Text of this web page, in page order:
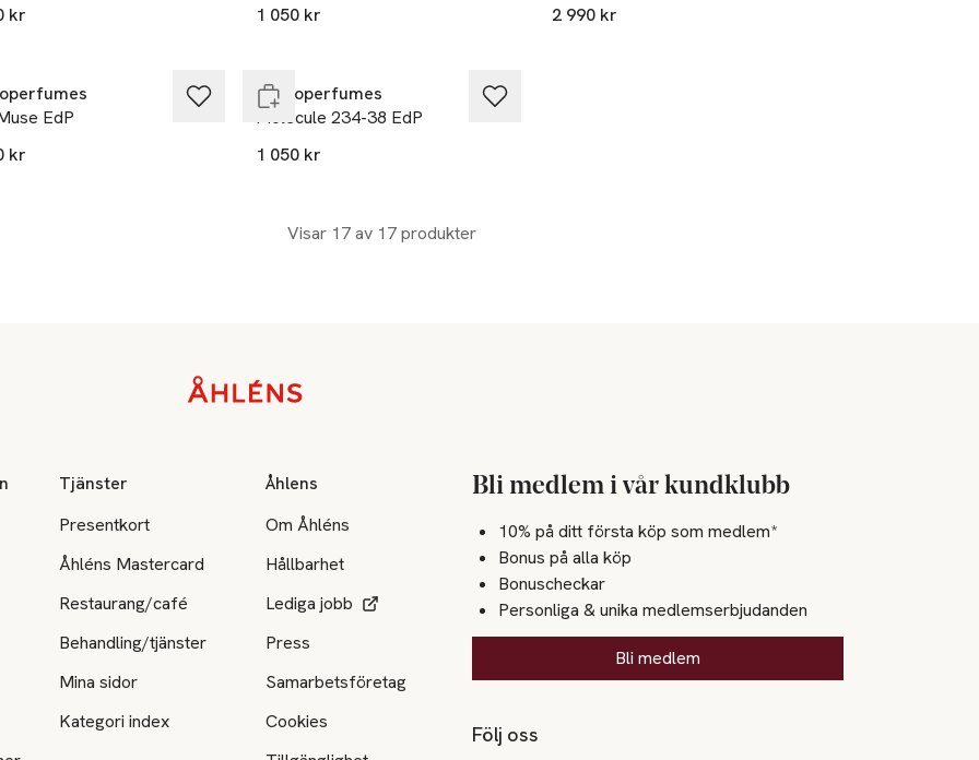
kr
1 050 kr
2 990 kr
EdP
kr
Zarkoperfumes
Molécule 234-38 EdP
1 050 kr
Visar 17 av 17 produkter
Tjänster
Presentkort
Åhléns Mastercard
Restaurang/café
Behandling/tjänster
Mina sidor
Kategori index
Åhlens
Om Åhléns
Hållbarhet
Lediga jobb
Press
Samarbetsföretag
Cookies
Bli medlem i vår kundklubb
10% på ditt första köp som medlem*
Bonus på alla köp
Bonuscheckar
Personliga & unika medlemserbjudanden
Bli medlem
Följ oss